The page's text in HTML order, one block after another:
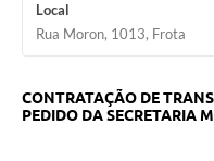
Contas Públicas
Editais
Links
Local
Rua Moron, 1013, Frota
CONTRATAÇÃO DE
PEDIDO DA SECRETARIA